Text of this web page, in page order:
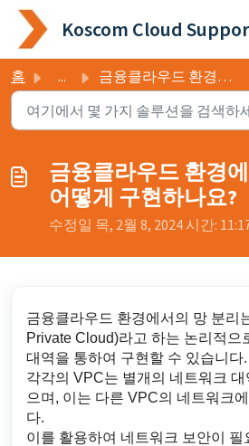
주요 콘텐츠로 건너뛰기
홈 ... 금융클라우드 환경에서는 망 분리를 어떻게 구현하나요?
금융클라우드 환경
어떻게 구현하나요?
수정일 목, 2월 8, 2024 시간:
금융클라우드 환경에서의 망 분리
Private Cloud)라고 하는 논리적으
대역을 통하여 구현할 수 있습니다.
각각의 VPC는 별개의 네트워크
으며, 이는 다른 VPC의 네트워크
다.
이를 활용하여 네트워크 보안이